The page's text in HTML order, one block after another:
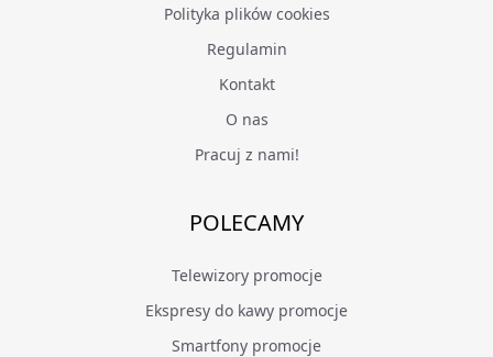
Polityka plików cookies
Regulamin
Kontakt
O nas
Pracuj z nami!
POLECAMY
Telewizory promocje
Ekspresy do kawy promocje
Smartfony promocje